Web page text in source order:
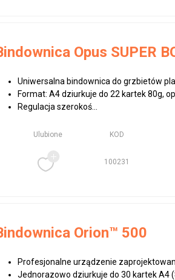
Opus SUPER
Uniwersalna bindownica do grzbietów
Format: A4 dziurkuje do 22 kartek 80g,
Regulacja szerokoś...
Ulubione KOD
100231
Orion™ 500
Profesjonalne urządzenie
Jednorazowo dziurkuje do 30 kartek A4